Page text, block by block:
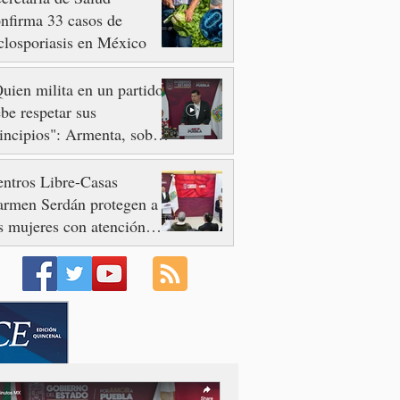
33 casos de
en México
milita en un partido
respetar sus
Armenta, sobre
de Nayeli Salvatori y
Palomares
Libre-Casas
Serdán protegen a
mujeres con atención
y disminuyen